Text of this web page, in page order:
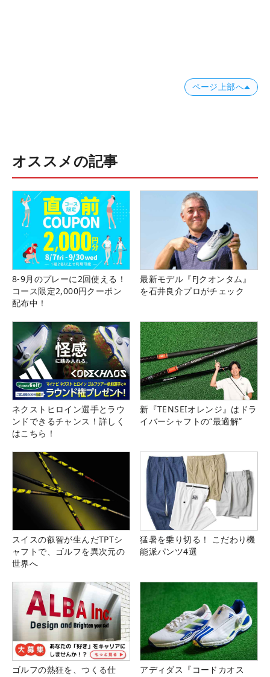
ページ上部へ
オススメの記事
8-9月のプレーに2回使える！
コース限定2,000円クーポン
配布中！
最新モデル『FJクオンタム』
を石井良介プロがチェック
ネクストヒロイン選手とラウ
ンドできるチャンス！詳しく
はこちら！
新『TENSEIオレンジ』はドラ
イバーシャフトの“最適解”
スイスの叡智が生んだTPTシ
ャフトで、ゴルフを異次元の
世界へ
猛暑を乗り切る！ こだわり機
能派パンツ4選
ゴルフの熱狂を、つくる仕
アディダス『コードカオス